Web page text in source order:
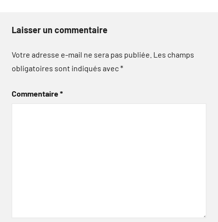
Laisser un commentaire
Votre adresse e-mail ne sera pas publiée. Les champs
obligatoires sont indiqués avec*
Commentaire*